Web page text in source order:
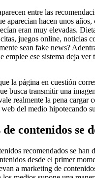
entre las
aparecían hacen unos años,
eran muy elevadas.
juegos online, noticias
sean fake news?
emplee ese sistema deja ver
la página en cuestión
busca transmitir una
realmente la pena cargar
del medio hipotecando
contenidos se
recomendados se han
desde el primer
a marketing de